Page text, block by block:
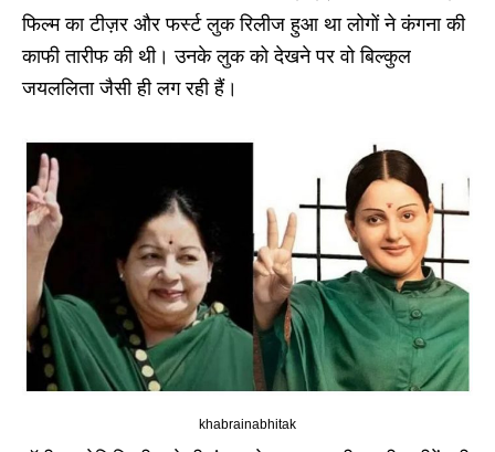
फिल्म का टीज़र और फर्स्ट लुक रिलीज हुआ था लोगों ने कंगना की
काफी तारीफ की थी। उनके लुक को देखने पर वो बिल्कुल
जयललिता जैसी ही लग रही हैं।
khabrainabhitak